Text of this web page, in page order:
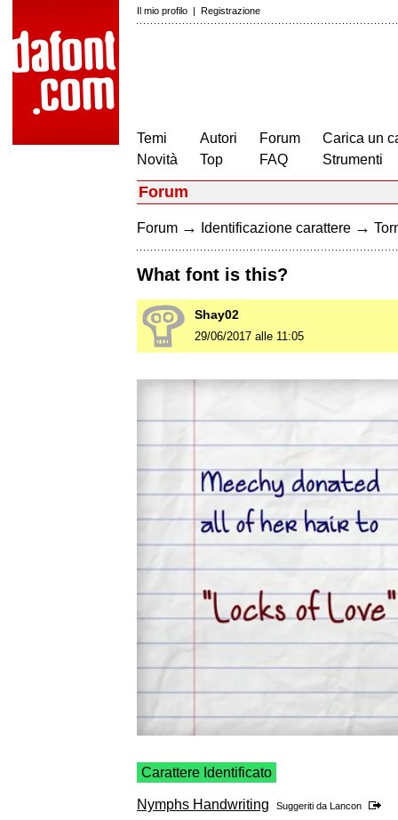
Il mio profilo | Registrazione
Temi
Novità
Autori
Top
Forum
FAQ
Carica un
Strumenti
Forum
Forum → Identificazione carattere →
What font is this?
Shay02
29/06/2017 alle 11:05
Carattere Identificato
Nymphs Handwriting Suggeriti da Lancon